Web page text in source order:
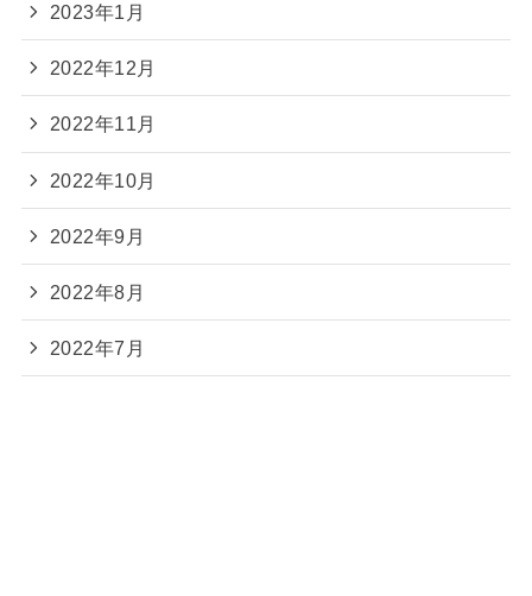
2023年1月
2022年12月
2022年11月
2022年10月
2022年9月
2022年8月
2022年7月